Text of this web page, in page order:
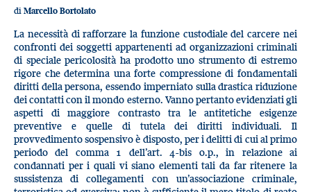
di Marcello Bortolato
La necessità di rafforzare la funzione custodiale del carcere nei
confronti dei soggetti appartenenti ad organizzazioni criminali
di speciale pericolosità ha prodotto uno strumento di estremo
rigore che determina una forte compressione di fondamentali
diritti della persona, essendo imperniato sulla drastica riduzione
dei contatti con il mondo esterno. Vanno pertanto evidenziati gli
aspetti di maggiore contrasto tra le antitetiche esigenze
preventive e quelle di tutela dei diritti individuali. Il
provvedimento sospensivo è disposto, per i delitti di cui al primo
periodo del comma 1 dell’art. 4-bis o.p., in relazione ai
condannati per i quali vi siano elementi tali da far ritenere la
sussistenza di collegamenti con un’associazione criminale,